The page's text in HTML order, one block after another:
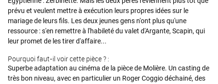
prévu et veulent mettre à exécution leurs propres idées sur le
mariage de leurs fils. Les deux jeunes gens n'ont plus qu'une
ressource : s'en remettre à l'habileté du valet d'Argante, Scapin, qui
leur promet de les tirer d'affaire...
Pourquoi faut-il voir cette pièce ? :
Superbe adaptation au cinéma de la pièce de Molière. Un casting de
très bon niveau, avec en particulier un Roger Coggio déchainé, des